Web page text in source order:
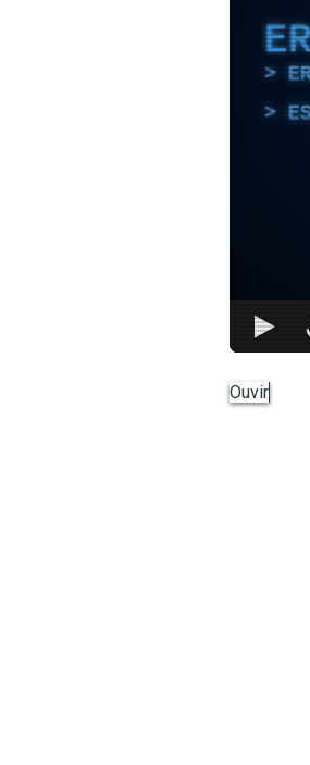
Ouvir